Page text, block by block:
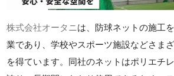
株式会社オータニは、防球ネットの施工
業であり、学校やスポーツ施設などさま
を得ています。同社のネットはポリエチ